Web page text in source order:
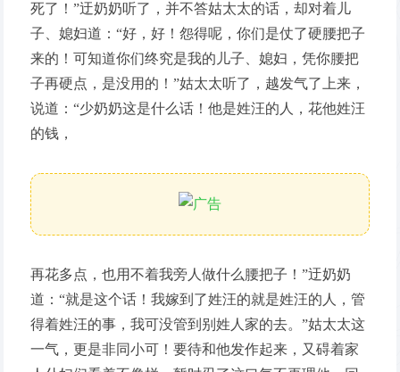
死了！”迂奶奶听了，并不答姑太太的话，却对着儿
子、媳妇道：“好，好！怨得呢，你们是仗了硬腰把子
来的！可知道你们终究是我的儿子、媳妇，凭你腰把
子再硬点，是没用的！”姑太太听了，越发气了上来，
说道：“少奶奶这是什么话！他是姓汪的人，花他姓汪
的钱，
再花多点，也用不着我旁人做什么腰把子！”迂奶奶
道：“就是这个话！我嫁到了姓汪的就是姓汪的人，管
得着姓汪的事，我可没管到别姓人家的去。”姑太太这
一气，更是非同小可！要待和他发作起来，又碍着家